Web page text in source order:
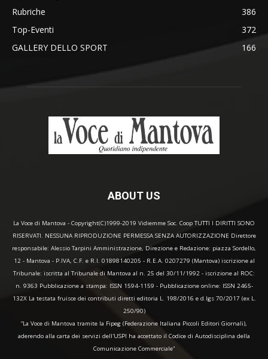
Rubriche
386
Top-Eventi
372
GALLERY DELLO SPORT
166
ABOUT US
La Voce di Mantova - Copyright(C)1999-2019 Vidiemme Soc. Coop TUTTI I DIRITTI SONO
RISERVATI. NESSUNA RIPRODUZIONE PERMESSA SENZA AUTORIZZAZIONE Direttore
responsabile: Alessio Tarpini Amministrazione, Direzione e Redazione: piazza Sordello,
12 - Mantova - P.IVA, C.F. e R.I. 01898140205 - R.E.A. 0207279 (Mantova) iscrizione al
Tribunale: iscritta al Tribunale di Mantova al n. 25 del 30/11/1992 - iscrizione al ROC:
n. 9363 Pubblicazione a stampa: ISSN 1594-1159 - Pubblicazione online: ISSN 2465-
132X La testata fruisce dei contributi diretti editoria L. 198/2016 e d.lgs 70/2017 (ex L.
250/90)
“La Voce di Mantova tramite la Fipeg (Federazione Italiana Piccoli Editori Giornali),
aderendo alla carta dei servizi dell'USPI ha accettato il Codice di Autodisciplina della
Comunicazione Commerciale"